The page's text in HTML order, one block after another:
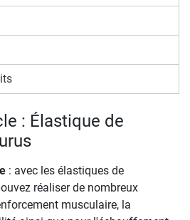
: Élastique de
: avec les élastiques de
réaliser de nombreux
musculaire, la